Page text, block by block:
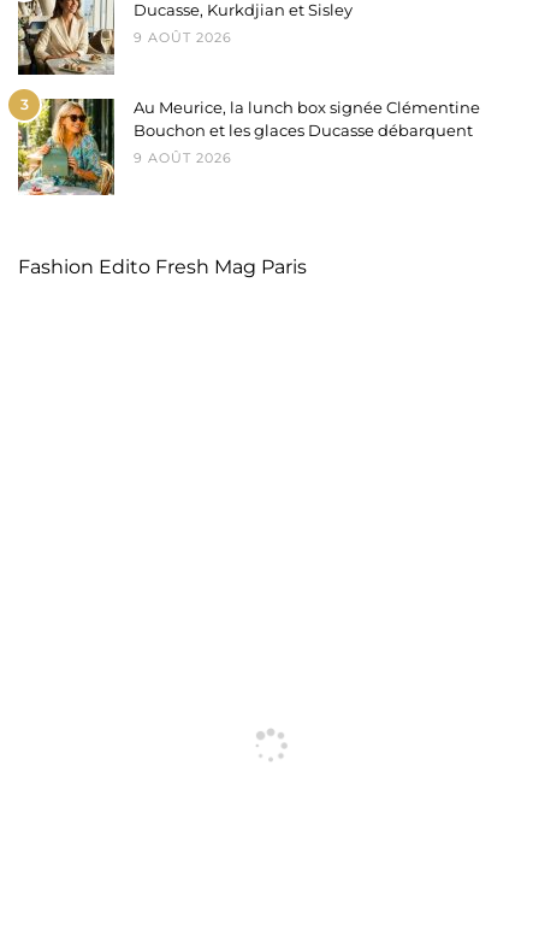
Ducasse, Kurkdjian et Sisley
9 AOÛT 2026
3
Au Meurice, la lunch box signée Clémentine
Bouchon et les glaces Ducasse débarquent
9 AOÛT 2026
Fashion Edito Fresh Mag Paris